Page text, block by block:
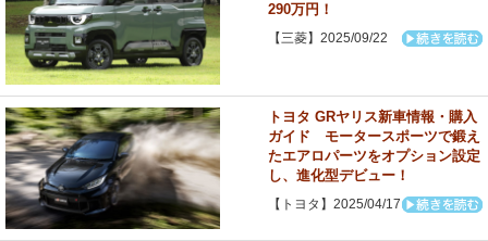
290万円！
【三菱】2025/09/22
トヨタ GRヤリス新車情報・購入
ガイド モータースポーツで鍛え
たエアロパーツをオプション設定
し、進化型デビュー！
【トヨタ】2025/04/17